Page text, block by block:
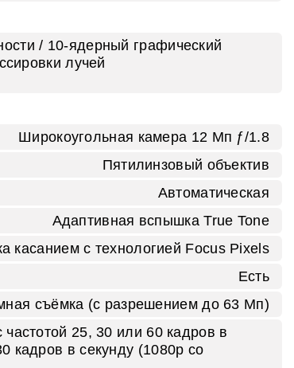
/ 10‑ядерный графический
лучей
Широкоугольная камера 12 Мп ƒ/ 1.8
Пятилинзовый объектив
Автоматическая
Адаптивная вспышка True Tone
касанием с технологией Focus Pixels
Есть
съёмка (с разрешением до 63 Мп)
25, 30 или 60 кадров в
кадров в секунду (1080p со